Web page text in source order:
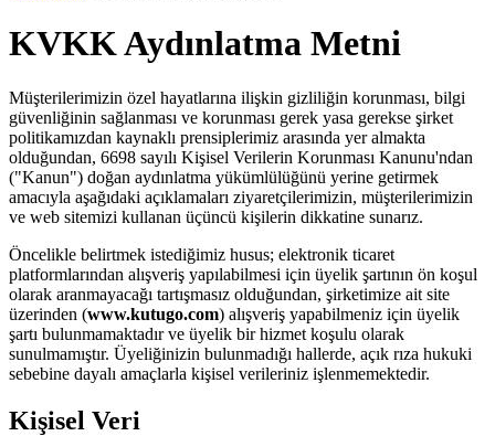
KVKK Aydınlatma Metni
Müşterilerimizin özel hayatlarına ilişkin gizliliğin korunması, bilgi
güvenliğinin sağlanması ve korunması gerek yasa gerekse şirket
politikamızdan kaynaklı prensiplerimiz arasında yer almakta
olduğundan, 6698 sayılı Kişisel Verilerin Korunması Kanunu'ndan
("Kanun") doğan aydınlatma yükümlülüğünü yerine getirmek
amacıyla aşağıdaki açıklamaları ziyaretçilerimizin, müşterilerimizin
ve web sitemizi kullanan üçüncü kişilerin dikkatine sunarız.
Öncelikle belirtmek istediğimiz husus; elektronik ticaret
platformlarından alışveriş yapılabilmesi için üyelik şartının ön koşul
olarak aranmayacağı tartışmasız olduğundan, şirketimize ait site
üzerinden (www.kutugo.com) alışveriş yapabilmeniz için üyelik
şartı bulunmamaktadır ve üyelik bir hizmet koşulu olarak
sunulmamıştır. Üyeliğinizin bulunmadığı hallerde, açık rıza hukuki
sebebine dayalı amaçlarla kişisel verileriniz işlenmemektedir.
Kişisel Veri